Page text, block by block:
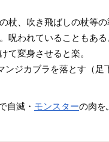
杖、吹き飛ばしの杖等の
呪われていることもある
て変身させると楽。
ジカブラを落とす（
自滅・ モンスターの肉を